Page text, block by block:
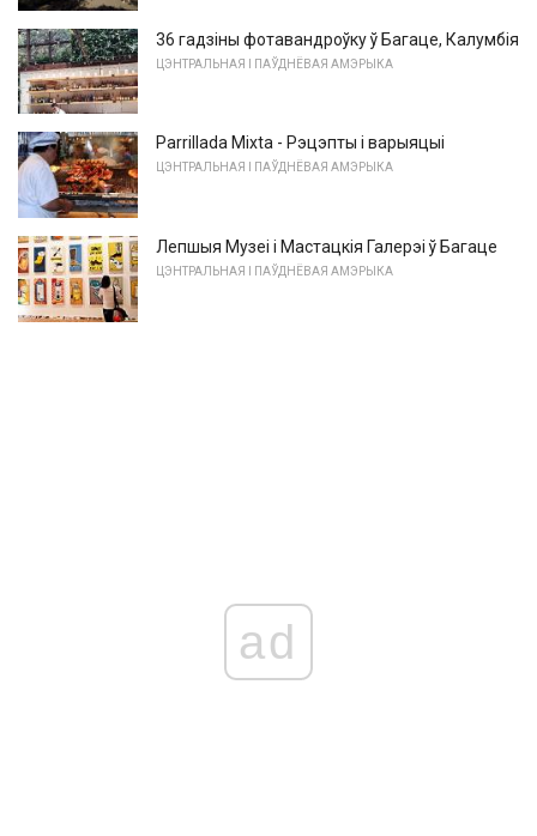
36 гадзіны фотавандроўку ў Багаце, Калумбія
ЦЭНТРАЛЬНАЯ І ПАЎДНЁВАЯ АМЭРЫКА
Parrillada Mixta - Рэцэпты і варыяцыі
ЦЭНТРАЛЬНАЯ І ПАЎДНЁВАЯ АМЭРЫКА
Лепшыя Музеі і Мастацкія Галерэі ў Багаце
ЦЭНТРАЛЬНАЯ І ПАЎДНЁВАЯ АМЭРЫКА
ad